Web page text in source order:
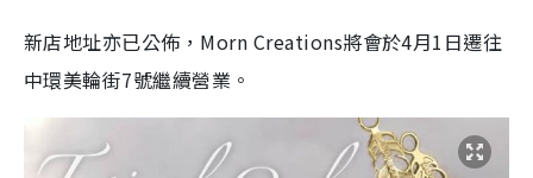
新店地址亦已公佈，Morn Creations將會於4月1日遷往
中環美輪街7號繼續營業。